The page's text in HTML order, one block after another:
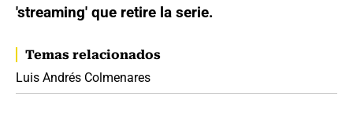
'streaming' que retire la serie.
Temas relacionados
Luis Andrés Colmenares